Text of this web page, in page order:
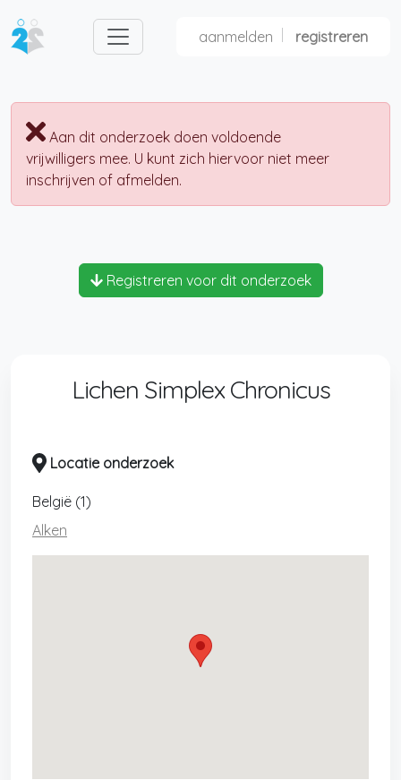
aanmelden registreren
Aan dit onderzoek doen voldoende
vrijwilligers mee. U kunt zich hiervoor niet meer
inschrijven of afmelden.
Registreren voor dit onderzoek
Lichen Simplex Chronicus
Locatie onderzoek
België (1)
Alken